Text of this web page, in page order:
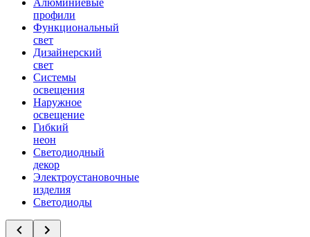
Алюминиевые
профили
Функциональный
свет
Дизайнерский
свет
Системы
освещения
Наружное
освещение
Гибкий
неон
Светодиодный
декор
Электроустановочные
изделия
Светодиоды